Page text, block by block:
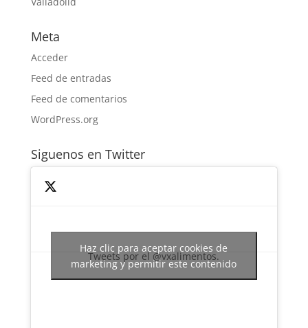
Meta
Acceder
Feed de entradas
Feed de comentarios
WordPress.org
Siguenos en Twitter
Tweets por el @vxalimentos.
Haz clic para aceptar cookies de
marketing y permitir este contenido